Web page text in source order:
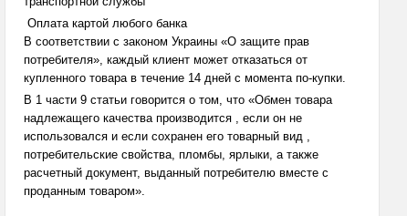
Оплата картой любого банка
В соответствии с законом Украины «О защите прав
потребителя», каждый клиент может отказаться от
купленного товара в течение 14 дней с момента по-купки.
В 1 части 9 статьи говорится о том, что «Обмен товара
надлежащего качества производится , если он не
использовался и если сохранен его товарный вид ,
потребительские свойства, пломбы, ярлыки, а также
расчетный документ, выданный потребителю вместе с
проданным товаром».